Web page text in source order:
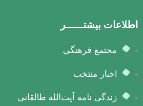
اطلاعات بیشتــــــر
مجتمع فرهنگی
اخبار منتخب
زندگی نامه آیت‌الله طالقانی